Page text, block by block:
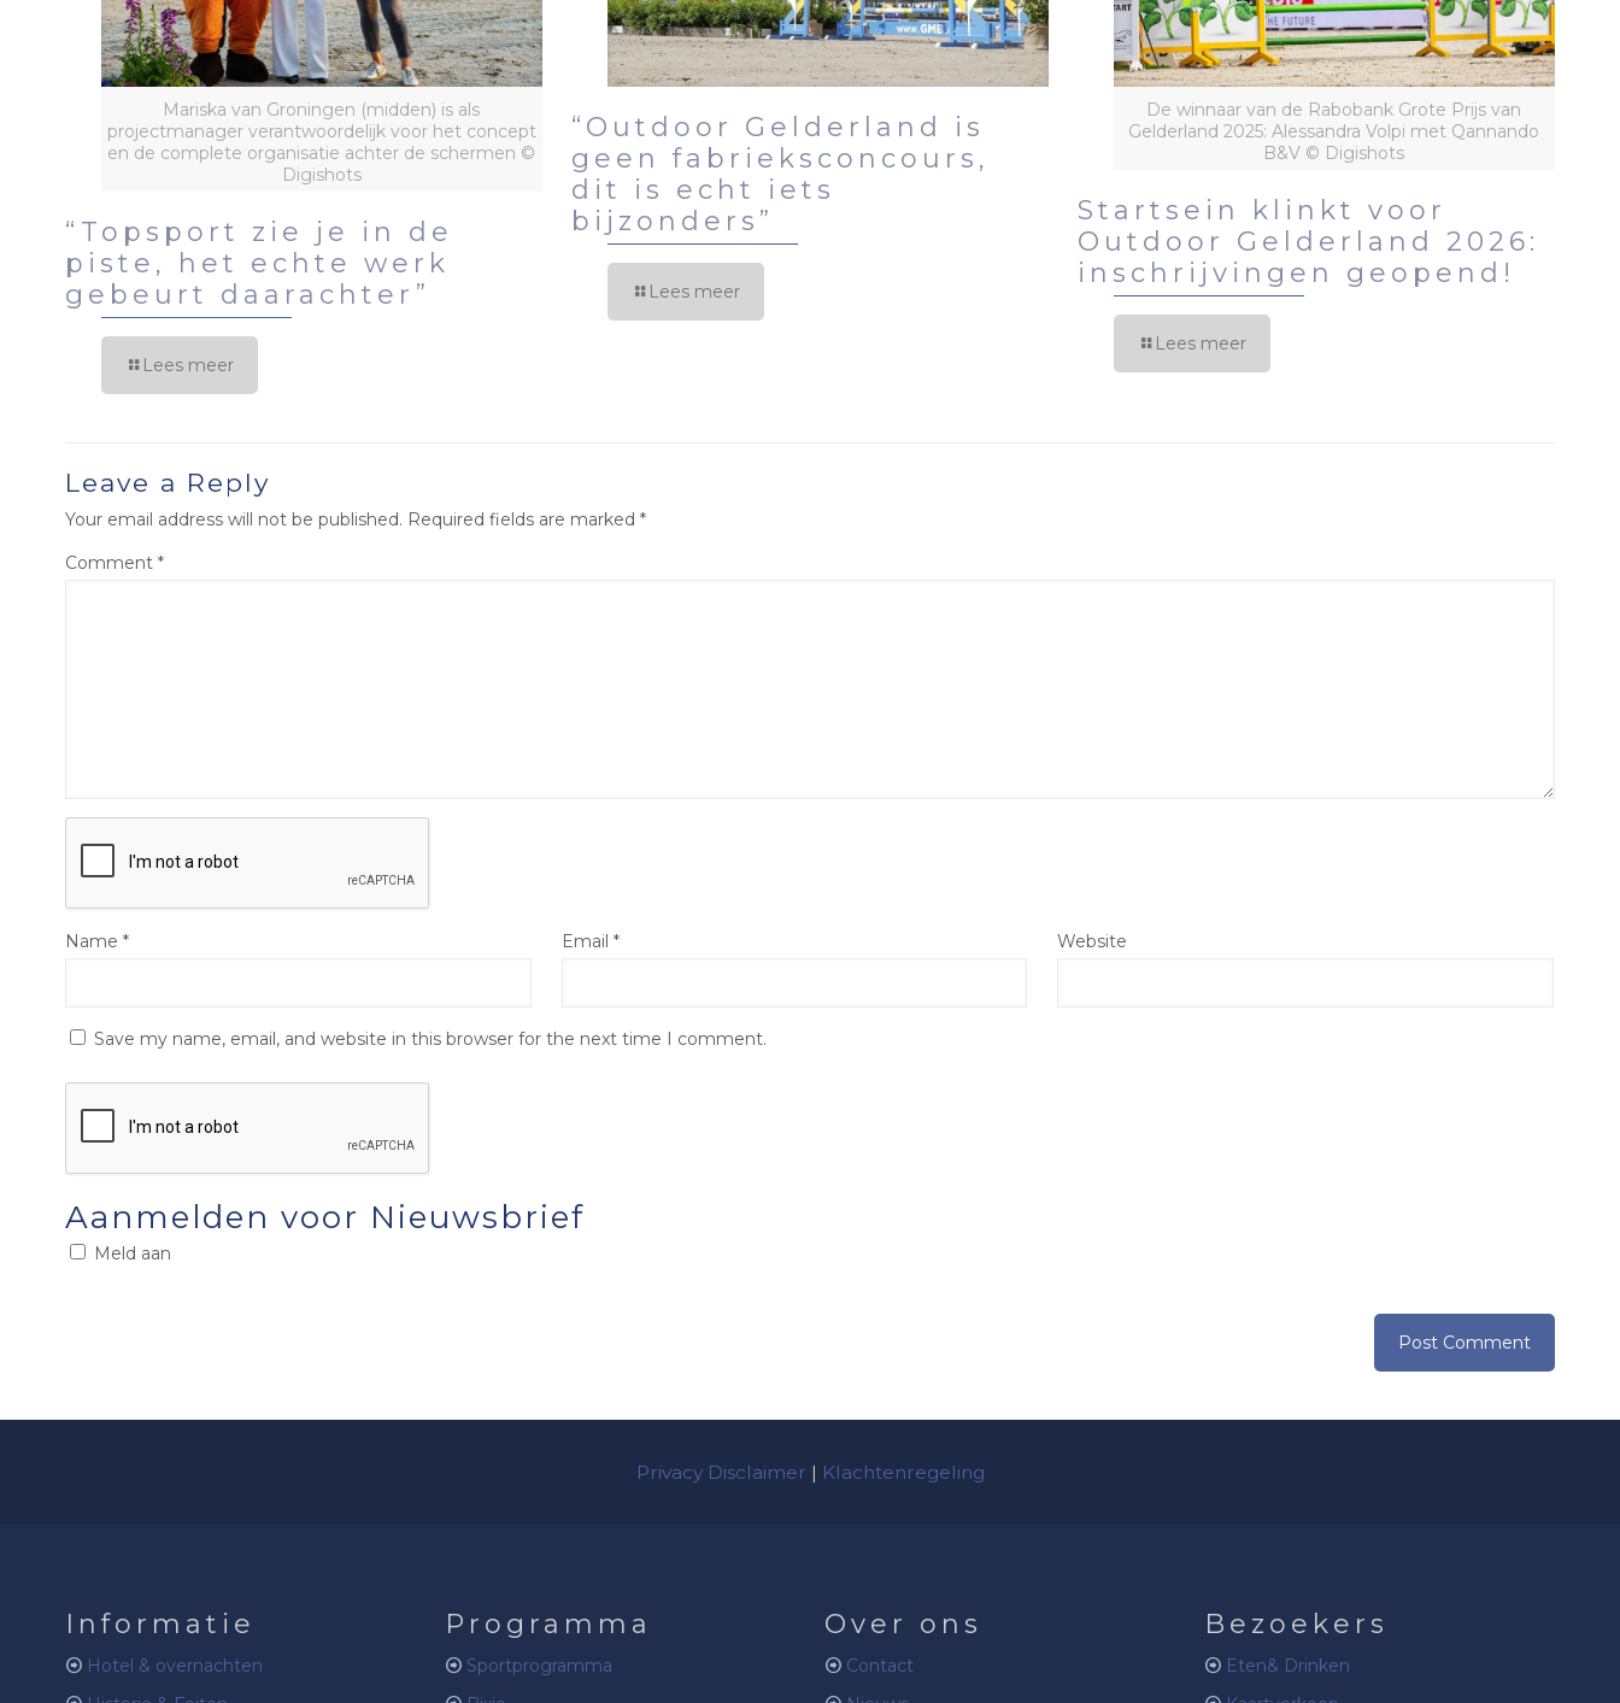
Mariska van Groningen (midden) is als
projectmanager verantwoordelijk voor het concept
en de complete organisatie achter de schermen ©
Digishots
“Topsport zie je in de
piste, het echte werk
gebeurt daarachter”
Lees meer
“Outdoor Gelderland is
geen fabrieksconcours,
dit is echt iets
bijzonders”
Lees meer
De winnaar van de Rabobank Grote Prijs van
Gelderland 2025: Alessandra Volpi met Qannando
B&V © Digishots
Startsein klinkt voor
Outdoor Gelderland 2026:
inschrijvingen geopend!
Lees meer
Leave a Reply
Your email address will not be published. Required fields are marked *
Comment *
Name * Email * Website
Save my name, email, and website in this browser for the next time I comment.
Aanmelden voor Nieuwsbrief
Meld aan
Privacy Disclaimer | Klachtenregeling
Informatie
Hotel & overnachten
Programma
Sportprogramma
Over ons
Contact
Bezoekers
Eten& Drinken